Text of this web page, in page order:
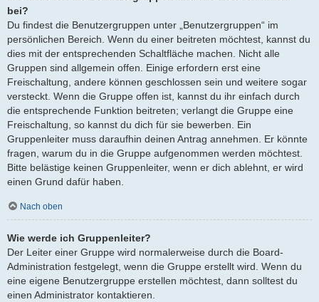
bei?
Du findest die Benutzergruppen unter „Benutzergruppen“ im
persönlichen Bereich. Wenn du einer beitreten möchtest, kannst du
dies mit der entsprechenden Schaltfläche machen. Nicht alle
Gruppen sind allgemein offen. Einige erfordern erst eine
Freischaltung, andere können geschlossen sein und weitere sogar
versteckt. Wenn die Gruppe offen ist, kannst du ihr einfach durch
die entsprechende Funktion beitreten; verlangt die Gruppe eine
Freischaltung, so kannst du dich für sie bewerben. Ein
Gruppenleiter muss daraufhin deinen Antrag annehmen. Er könnte
fragen, warum du in die Gruppe aufgenommen werden möchtest.
Bitte belästige keinen Gruppenleiter, wenn er dich ablehnt, er wird
einen Grund dafür haben.
Nach oben
Wie werde ich Gruppenleiter?
Der Leiter einer Gruppe wird normalerweise durch die Board-
Administration festgelegt, wenn die Gruppe erstellt wird. Wenn du
eine eigene Benutzergruppe erstellen möchtest, dann solltest du
einen Administrator kontaktieren.